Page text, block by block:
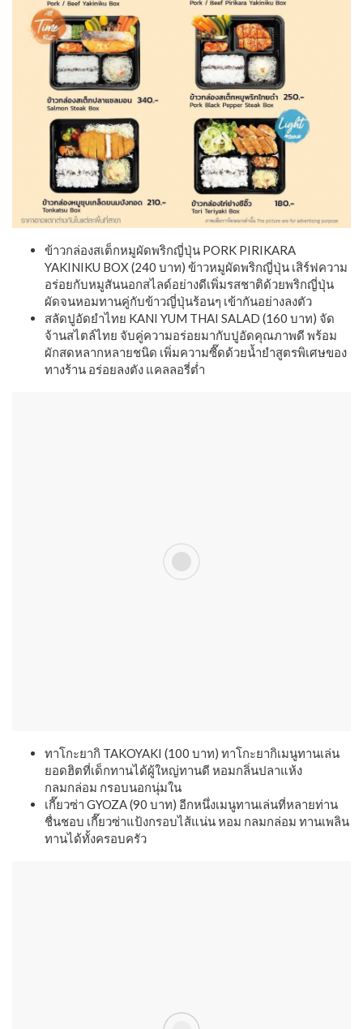
ข้าวกล่องสเต็กหมูผัดพริกญี่ปุ่น PORK PIRIKARA
YAKINIKU BOX (240 บาท) ข้าวหมูผัดพริกญี่ปุ่น เสิร์ฟความ
อร่อยกับหมูสันนอกสไลด์อย่างดีเพิ่มรสชาติด้วยพริกญี่ปุ่น
ผัดจนหอมทานคู่กับข้าวญี่ปุ่นร้อนๆ เข้ากันอย่างลงตัว
สลัดปูอัดยำไทย KANI YUM THAI SALAD (160 บาท) จัด
จ้านสไตล์ไทย จับคู่ความอร่อยมากับปูอัดคุณภาพดี พร้อม
ผักสดหลากหลายชนิด เพิ่มความซี๊ดด้วยน้ำยำสูตรพิเศษของ
ทางร้าน อร่อยลงตัง แคลลอรี่ต่ำ
ทาโกะยากิ TAKOYAKI (100 บาท) ทาโกะยากิเมนูทานเล่น
ยอดฮิตที่เด็กทานได้ผู้ใหญ่ทานดี หอมกลิ่นปลาแห้ง
กลมกล่อม กรอบนอกนุ่มใน
เกี๊ยวซ่า GYOZA (90 บาท) อีกหนึ่งเมนูทานเล่นที่หลายท่าน
ชื่นชอบ เกี๊ยวซ่าแป้งกรอบไส้แน่น หอม กลมกล่อม ทานเพลิน
ทานได้ทั้งครอบครัว